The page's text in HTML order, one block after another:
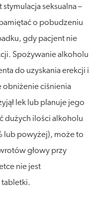
seksualna –
o pobudzeniu
gdy pacjent nie
Spożywanie alkoholu
do uzyskania erekcji i
ciśnienia
lek lub planuje jego
dużych ilości alkoholu
lub powyżej), może to
głowy przy
nie jest
tabletki.